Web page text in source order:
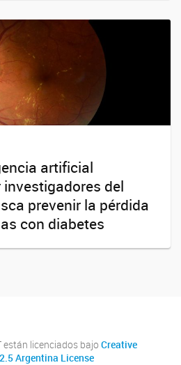
artificial
del
prevenir la pérdida
con diabetes
están licenciados bajo Creative
Argentina License